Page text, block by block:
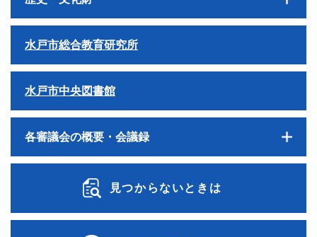
水戸市総合教育研究所
水戸市中央図書館
各審議会の概要・会議録
見つからないときは